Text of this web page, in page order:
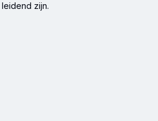
zijn.